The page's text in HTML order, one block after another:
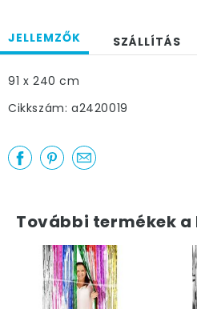
JELLEMZŐK SZÁLLÍTÁS
91 x 240 cm
Cikkszám: a2420019
További termékek